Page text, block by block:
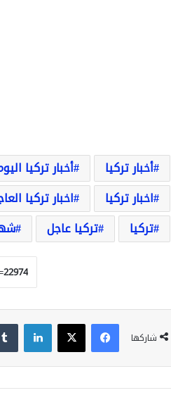
أخبار تركيا أخبار تركيا
اخبار تركيا
اخبار تركيا
تركيا
تركيا عاجل
شاركها
فيسبوك‫X